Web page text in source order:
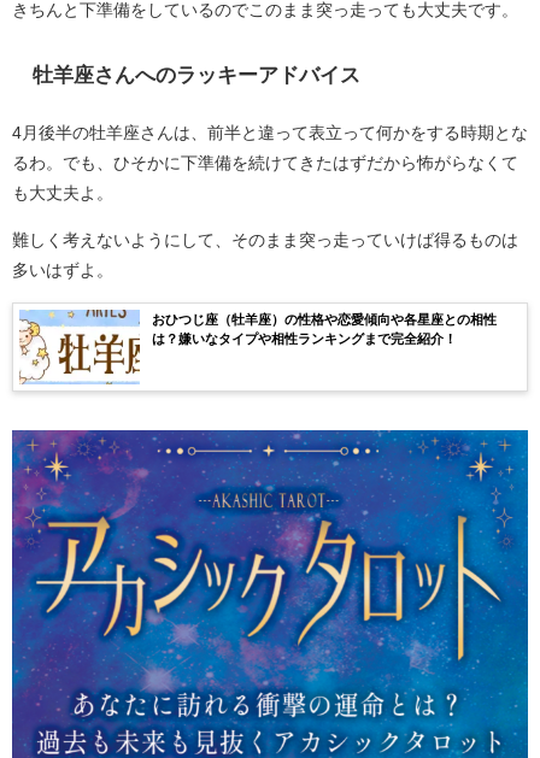
きちんと下準備をしているのでこのまま突っ走っても大丈夫です。
牡羊座さんへのラッキーアドバイス
4月後半の牡羊座さんは、前半と違って表立って何かをする時期とな
るわ。でも、ひそかに下準備を続けてきたはずだから怖がらなくて
も大丈夫よ。
難しく考えないようにして、そのまま突っ走っていけば得るものは
多いはずよ。
おひつじ座（牡羊座）の性格や恋愛傾向や各星座との相性
は？嫌いなタイプや相性ランキングまで完全紹介！